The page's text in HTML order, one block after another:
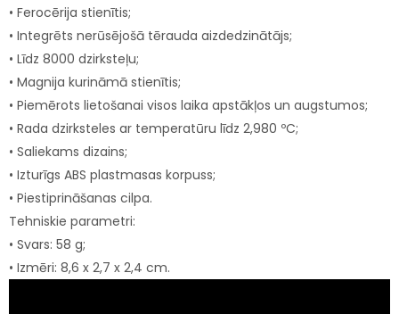
• Ferocērija stienītis;
• Integrēts nerūsējošā tērauda aizdedzinātājs;
• Līdz 8000 dzirksteļu;
• Magnija kurināmā stienītis;
• Piemērots lietošanai visos laika apstākļos un augstumos;
• Rada dzirksteles ar temperatūru līdz 2,980 ºC;
• Saliekams dizains;
• Izturīgs ABS plastmasas korpuss;
• Piestiprināšanas cilpa.
Tehniskie parametri:
• Svars: 58 g;
• Izmēri: 8,6 x 2,7 x 2,4 cm.